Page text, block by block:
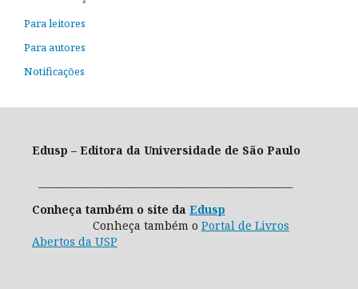
Para leitores
Para autores
Notificações
Edusp – Editora da Universidade de São Paulo
Conheça também o site da Edusp
Conheça também o Portal de Livros
Abertos da USP